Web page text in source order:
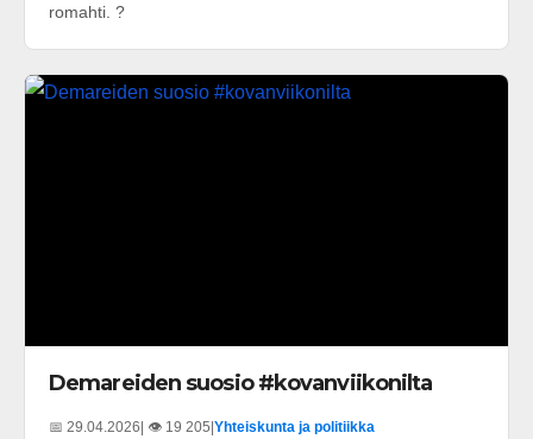
romahti. ?
Demareiden suosio #kovanviikonilta
📅 29.04.2026 | 👁️ 19 205 Yhteiskunta ja politiikka